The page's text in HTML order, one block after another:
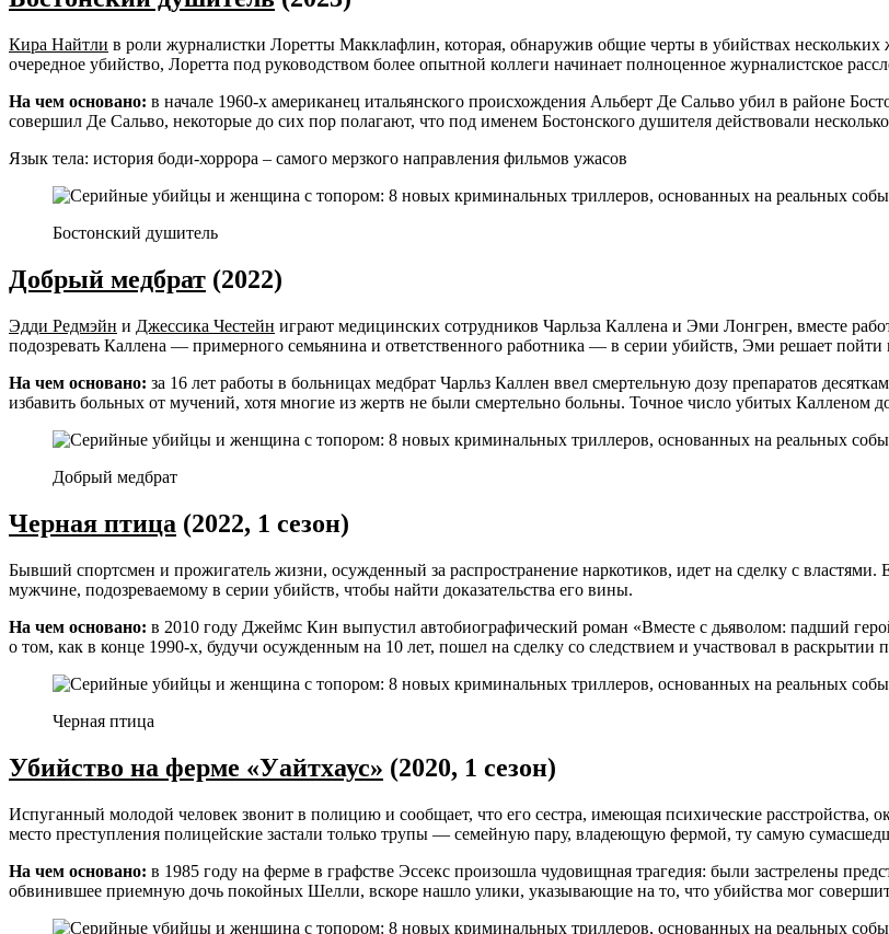
Кира Найтли в роли журналистки Лоретты Макклафлин, которая, обнаружив общие черты в убийствах нескольких
очередное убийство, Лоретта под руководством более опытной коллеги начинает полноценное журналистское
На чем основано: в начале 1960-х американец итальянского происхождения Альберт Де Сальво убил в районе
совершил Де Сальво, некоторые до сих пор полагают, что под именем Бостонского душителя действовали
Язык тела: история боди-хоррора – самого мерзкого направления фильмов ужасов
Бостонский душитель
Добрый медбрат (2022)
Эдди Редмэйн и Джессика Честейн играют медицинских сотрудников Чарльза Каллена и Эми Лонгрен, вместе
подозревать Каллена — примерного семьянина и ответственного работника — в серии убийств, Эми решает пойти
На чем основано: за 16 лет работы в больницах медбрат Чарльз Каллен ввел смертельную дозу препаратов
избавить больных от мучений, хотя многие из жертв не были смертельно больны. Точное число убитых Калленом
Добрый медбрат
Черная птица (2022, 1 сезон)
Бывший спортсмен и прожигатель жизни, осужденный за распространение наркотиков, идет на сделку с властями.
мужчине, подозреваемому в серии убийств, чтобы найти доказательства его вины.
На чем основано: в 2010 году Джеймс Кин выпустил автобиографический роман «Вместе с дьяволом: падший
о том, как в конце 1990-х, будучи осужденным на 10 лет, пошел на сделку со следствием и участвовал в раскрытии
Черная птица
Убийство на ферме «Уайтхаус» (2020, 1 сезон)
Испуганный молодой человек звонит в полицию и сообщает, что его сестра, имеющая психические расстройства,
место преступления полицейские застали только трупы — семейную пару, владеющую фермой, ту самую
На чем основано: в 1985 году на ферме в графстве Эссекс произошла чудовищная трагедия: были застрелены
обвинившее приемную дочь покойных Шелли, вскоре нашло улики, указывающие на то, что убийства мог